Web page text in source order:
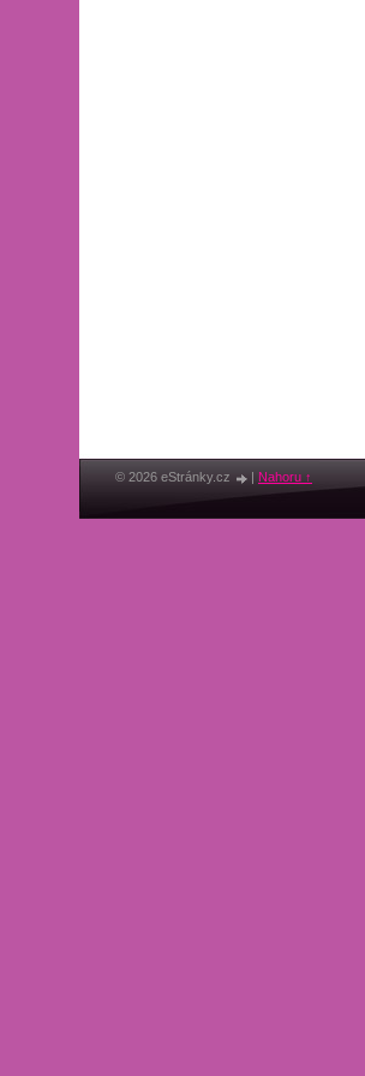
© 2026 eStránky.cz | Nahoru ↑